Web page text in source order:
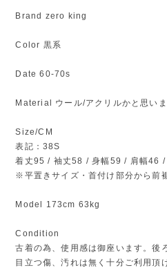
Brand zero king
Color 黒系
Date 60-70s
Material ウール/アクリルかと思いま
Size/CM
表記：38S
着丈95 / 袖丈58 / 身幅59 / 肩幅46 /
※平置きサイズ・首付け部分から前
Model 173cm 63kg
Condition
古着の為、使用感は御座います。後
目立つ傷、汚れは無く十分ご利用頂